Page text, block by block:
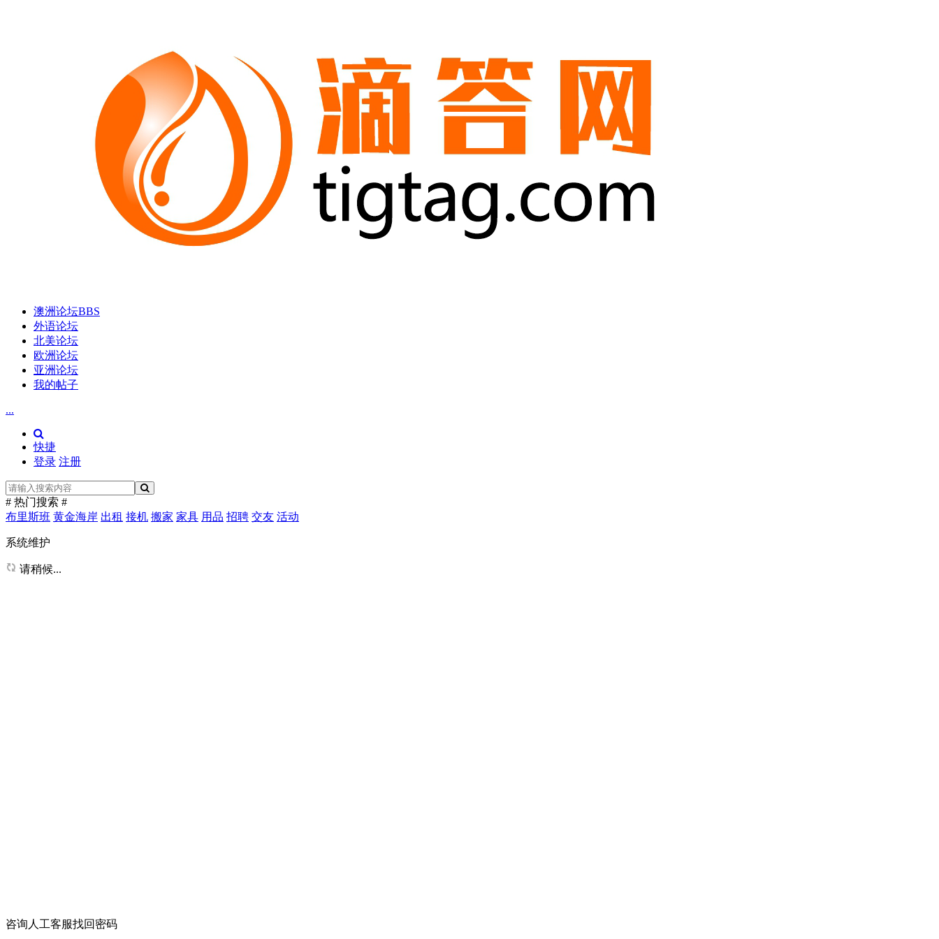
澳洲论坛BBS
外语论坛
北美论坛
欧洲论坛
亚洲论坛
我的帖子
...
快捷
登录 注册
# 热门搜索 #
布里斯班 黄金海岸 出租 接机 搬家 家具 用品 招聘 交友 活动
系统维护
请稍候...
咨询人工客服找回密码